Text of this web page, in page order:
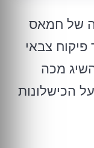
של חמאס
פיקוח צבאי
מכה
הכישלונות